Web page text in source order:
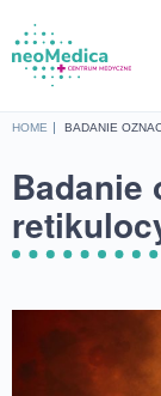
HOME BADANIE
Badanie